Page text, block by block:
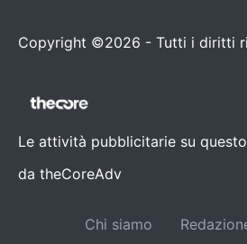
Copyright ©2026 - Tutti i diritti
Le attività pubblicitarie su
da theCoreAdv
Chi siamo